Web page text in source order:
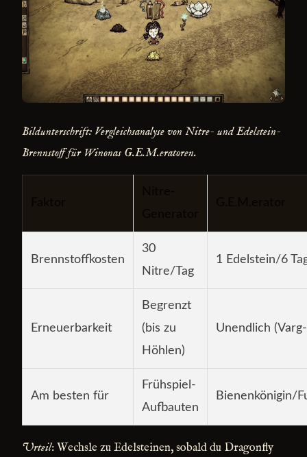
Bildunterschrift: Vergleichsanalyse von Nitre- und Edelstein-
Brennstoff für Winonas G.E.M.eratoren.
Brennstoffkosten
30
Nitre/Tag
1 Edelstein/6
Erneuerbarkeit
Begrenzt
(bis zu
Höhlen)
Unendlich
Am besten für
Frühspiel-
Aufbauten
Bienenkönigin/
Urteil: Wechsle zu Edelsteinen, sobald du Dragonfly